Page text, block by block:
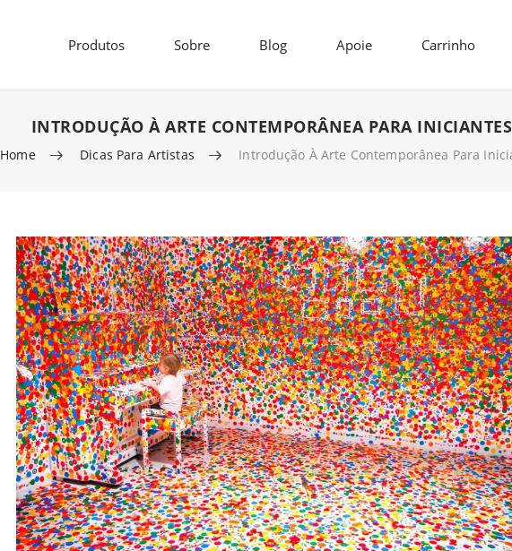
Produtos Sobre Blog Apoie Carrinho
INTRODUÇÃO À ARTE CONTEMPORÂNEA PARA INICIANTES
Home Dicas Para Artistas Introdução À Arte Contemporânea Para